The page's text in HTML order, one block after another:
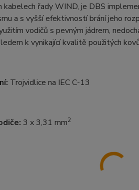
kabelech řady WIND, je DBS
a s vyšší efektivností brání jeho
vodičů s pevným jádrem,
k vynikající kvalitě použitých
Trojvidlice na IEC C-13
3 x 3,31 mm2